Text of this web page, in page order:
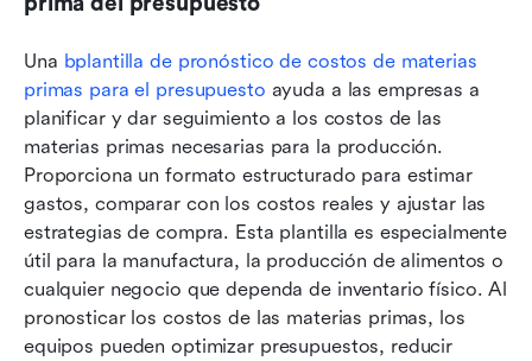
Una bplantilla de pronóstico de costos de materias
primas para el presupuesto ayuda a las empresas a
planificar y dar seguimiento a los costos de las
materias primas necesarias para la producción.
Proporciona un formato estructurado para estimar
gastos, comparar con los costos reales y ajustar las
estrategias de compra. Esta plantilla es especialmente
útil para la manufactura, la producción de alimentos o
cualquier negocio que dependa de inventario físico. Al
pronosticar los costos de las materias primas, los
equipos pueden optimizar presupuestos, reducir